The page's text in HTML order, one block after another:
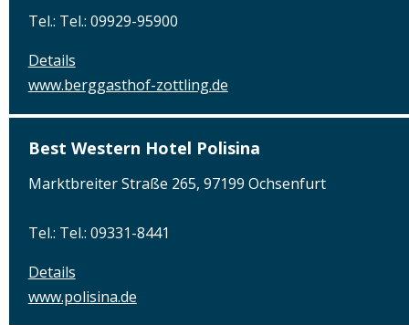
Tel.: Tel.: 09929-95900
Details
www.berggasthof-zottling.de
Best Western Hotel Polisina
Marktbreiter Straße 265, 97199 Ochsenfurt
Tel.: Tel.: 09331-8441
Details
www.polisina.de